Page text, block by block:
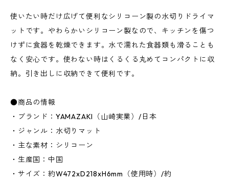
使いたい時だけ広げて便利なシリコーン製の水切りドライマ
ットです。やわらかいシリコーン製なので、キッチンを傷つ
けずに食器を乾燥できます。水で濡れた食器類も滑ることも
なく安心です。使わない時はくるくる丸めてコンパクトに収
納。引き出しに収納できて便利です。
●商品の情報
・ブランド：YAMAZAKI（山崎実業）/日本
・ジャンル：水切りマット
・主な素材：シリコーン
・生産国：中国
・サイズ：約W472xD218xH6mm（使用時）/約